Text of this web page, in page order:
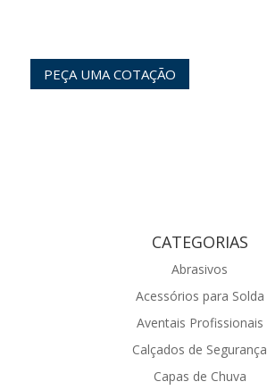
PEÇA UMA COTAÇÃO
CATEGORIAS
Abrasivos
Acessórios para Solda
Aventais Profissionais
Calçados de Segurança
Capas de Chuva